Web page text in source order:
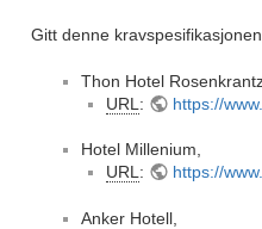
Gitt denne
Thon Hotel
URL : https://
Hotel Millenium,
URL: https://
Anker Hotell,